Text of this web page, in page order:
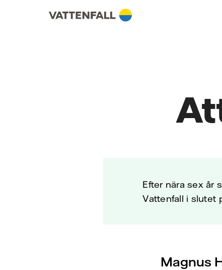
Skip to content
Gå till huvudnavigeringen
Gå till sidfoten
Efter nära sex år
Vattenfall i slutet
Magnus
Gå till huvudnavigeringen